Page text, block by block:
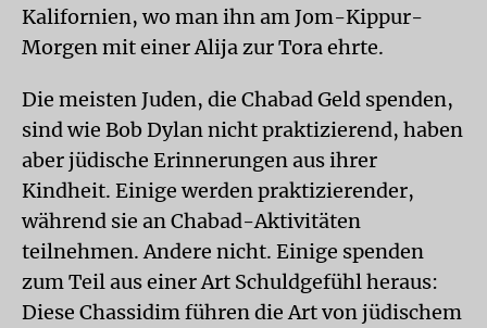
Kalifornien, wo man ihn am Jom-Kippur-
Morgen mit einer Alija zur Tora ehrte.
Die meisten Juden, die Chabad Geld spenden,
sind wie Bob Dylan nicht praktizierend, haben
aber jüdische Erinnerungen aus ihrer
Kindheit. Einige werden praktizierender,
während sie an Chabad-Aktivitäten
teilnehmen. Andere nicht. Einige spenden
zum Teil aus einer Art Schuldgefühl heraus:
Diese Chassidim führen die Art von jüdischem